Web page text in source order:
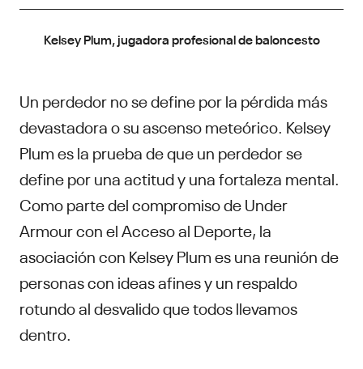
Kelsey Plum, jugadora profesional de baloncesto
Un perdedor no se define por la pérdida más
devastadora o su ascenso meteórico. Kelsey
Plum es la prueba de que un perdedor se
define por una actitud y una fortaleza mental.
Como parte del compromiso de Under
Armour con el Acceso al Deporte, la
asociación con Kelsey Plum es una reunión de
personas con ideas afines y un respaldo
rotundo al desvalido que todos llevamos
dentro.